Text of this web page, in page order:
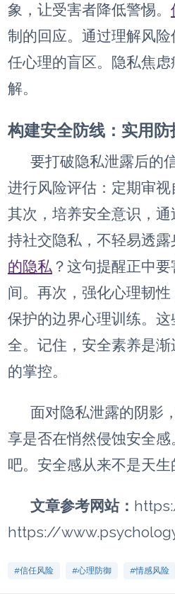
象，让受害者降低警惕。
制的回应。通过理解风
任心理的盲区。隐私焦
解。
构建安全防线：实用
要打破隐私泄露后的
进行风险评估：定期审视
其次，培养安全意识，
持社交隐私，不轻易透露
的隐私 ？这句提醒正中
间。再次，强化心理韧
保护的边界心理训练。
全。记住，安全素养是
的掌控。
面对隐私泄露的阴影
享是否在悄然侵蚀安全
吧。安全感从来不是天生
文章参考网站：
https://
#信任风险 #心理防御 #情感风险